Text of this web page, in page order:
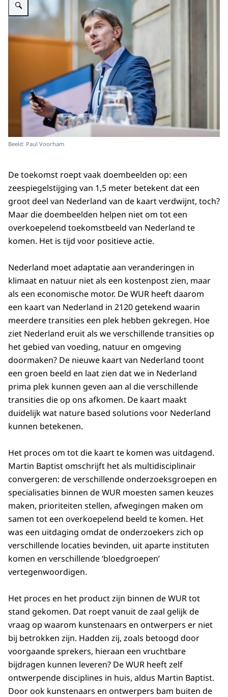
Beeld: Paul Voorham
De toekomst roept vaak doembeelden op: een
zeespiegelstijging van 1,5 meter betekent dat een
groot deel van Nederland van de kaart verdwijnt, toch?
Maar die doembeelden helpen niet om tot een
overkoepelend toekomstbeeld van Nederland te
komen. Het is tijd voor positieve actie.
Nederland moet adaptatie aan veranderingen in
klimaat en natuur niet als een kostenpost zien, maar
als een economische motor. De WUR heeft daarom
een kaart van Nederland in 2120 getekend waarin
meerdere transities een plek hebben gekregen. Hoe
ziet Nederland eruit als we verschillende transities op
het gebied van voeding, natuur en omgeving
doormaken? De nieuwe kaart van Nederland toont
een groen beeld en laat zien dat we in Nederland
prima plek kunnen geven aan al die verschillende
transities die op ons afkomen. De kaart maakt
duidelijk wat nature based solutions voor Nederland
kunnen betekenen.
Het proces om tot die kaart te komen was uitdagend.
Martin Baptist omschrijft het als multidisciplinair
convergeren: de verschillende onderzoeksgroepen en
specialisaties binnen de WUR moesten samen keuzes
maken, prioriteiten stellen, afwegingen maken om
samen tot een overkoepelend beeld te komen. Het
was een uitdaging omdat de onderzoekers zich op
verschillende locaties bevinden, uit aparte instituten
komen en verschillende ‘bloedgroepen’
vertegenwoordigen.
Het proces en het product zijn binnen de WUR tot
stand gekomen. Dat roept vanuit de zaal gelijk de
vraag op waarom kunstenaars en ontwerpers er niet
bij betrokken zijn. Hadden zij, zoals betoogd door
voorgaande sprekers, hieraan een vruchtbare
bijdragen kunnen leveren? De WUR heeft zelf
ontwerpende disciplines in huis, aldus Martin Baptist.
Door ook kunstenaars en ontwerpers bam buiten de